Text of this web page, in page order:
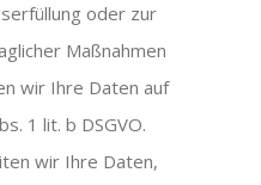
oder zur
Maßnahmen
wir Ihre Daten auf
1 lit. b DSGVO.
wir Ihre Daten,